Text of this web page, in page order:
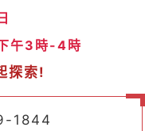
午3時-4時
探索!
1844